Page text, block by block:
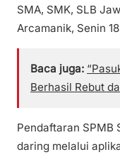
SMA, SMK, SLB
Arcamanik, Senin
Baca juga:
Berhasil Rebut
Pendaftaran SPMB
daring melalui